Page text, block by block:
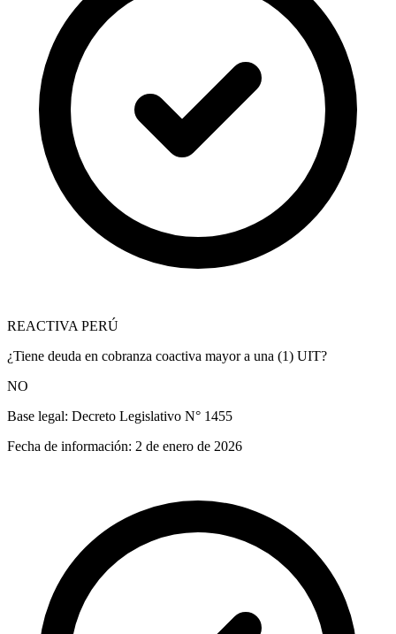
REACTIVA PERÚ
¿Tiene deuda en cobranza coactiva mayor a una (1) UIT?
NO
Base legal: Decreto Legislativo N° 1455
Fecha de información: 2 de enero de 2026